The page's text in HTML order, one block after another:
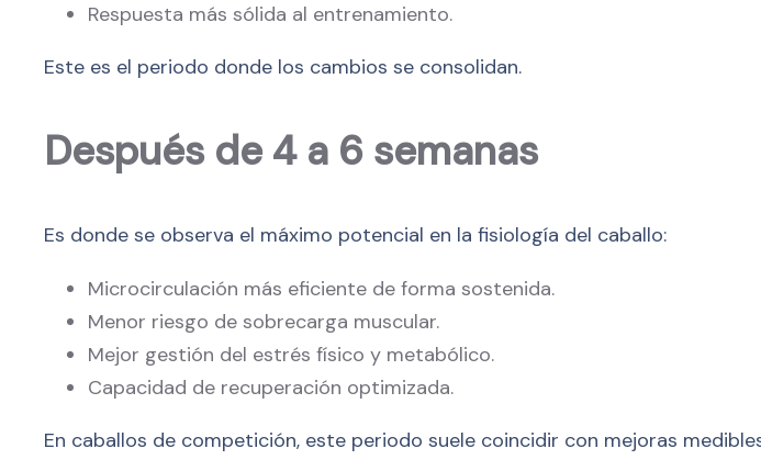
Respuesta más sólida al entrenamiento.
Este es el periodo donde los cambios se consolidan.
Después de 4 a 6 semanas
Es donde se observa el máximo potencial en la fisiología del caballo:
Microcirculación más eficiente de forma sostenida.
Menor riesgo de sobrecarga muscular.
Mejor gestión del estrés físico y metabólico.
Capacidad de recuperación optimizada.
En caballos de competición, este periodo suele coincidir con mejoras